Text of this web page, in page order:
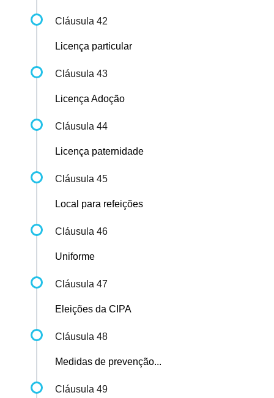
Cláusula 42
Licença particular
Cláusula 43
Licença Adoção
Cláusula 44
Licença paternidade
Cláusula 45
Local para refeições
Cláusula 46
Uniforme
Cláusula 47
Eleições da CIPA
Cláusula 48
Medidas de prevenção...
Cláusula 49